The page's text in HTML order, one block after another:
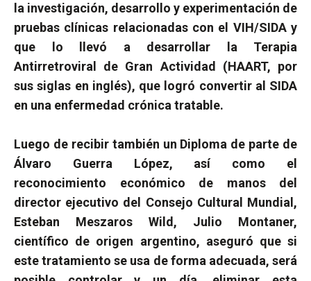
la investigación, desarrollo y experimentación de
pruebas clínicas relacionadas con el VIH/SIDA y
que lo llevó a desarrollar la Terapia
Antirretroviral de Gran Actividad (HAART, por
sus siglas en inglés), que logró convertir al SIDA
en una enfermedad crónica tratable.
Luego de recibir también un Diploma de parte de
Álvaro Guerra López, así como el
reconocimiento económico de manos del
director ejecutivo del Consejo Cultural Mundial,
Esteban Meszaros Wild, Julio Montaner,
científico de origen argentino, aseguró que si
este tratamiento se usa de forma adecuada, será